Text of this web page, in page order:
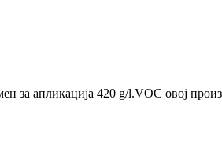
за апликација 420 g/l.VOC овој